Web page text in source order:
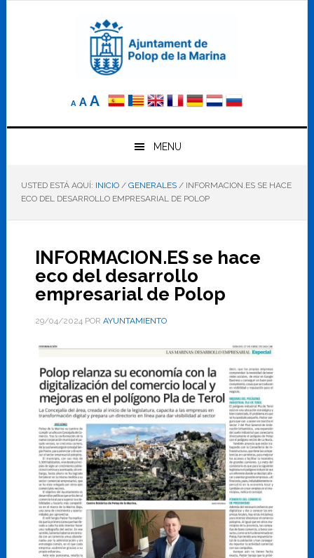
A
Reducir
elA Tamaño
AAumentar
el
tamaño
letra
MENU
USTED ESTÁ AQUÍ: INICIO / GENERALES /INFORMACION.ES SE HACE
ECO DEL DESARROLLO EMPRESARIAL DE POLOP
INFORMACION.ES se hace
eco del desarrollo
empresarial de Polop
29/04/2024POR AYUNTAMIENTO